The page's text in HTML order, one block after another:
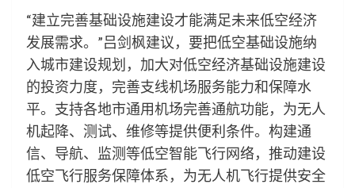
“建立完善基础设施建设才能满足未来低空经济
发展需求。”吕剑枫建议，要把低空基础设施纳
入城市建设规划，加大对低空经济基础设施建设
的投资力度，完善支线机场服务能力和保障水
平。支持各地市通用机场完善通航功能，为无人
机起降、测试、维修等提供便利条件。构建通
信、导航、监测等低空智能飞行网络，推动建设
低空飞行服务保障体系，为无人机飞行提供安全